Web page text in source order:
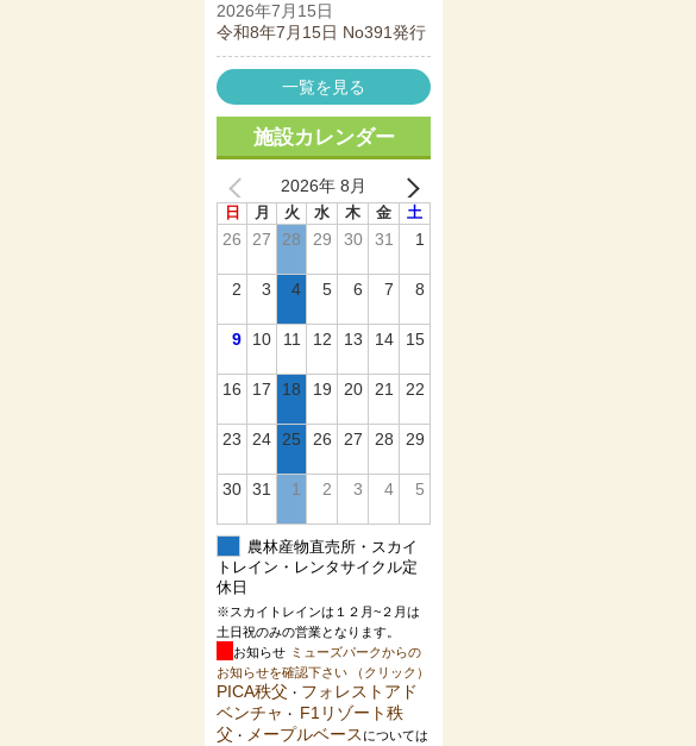
2026年7月15日
令和8年7月15日 No391発行
一覧を見る
施設カレンダー
2026年 8月
日 月 火 水 木 金 土
26 27 28 29 30 31 1
2 3 4 5 6 7 8
9 10 11 12 13 14 15
16 17 18 19 20 21 22
23 24 25 26 27 28 29
30 31 1 2 3 4 5
農林産物直売所・スカイ
トレイン・レンタサイクル定
休日
※スカイトレインは１２月~２月は
土日祝のみの営業となります。
お知らせ ミューズパークからの
お知らせを確認下さい （クリック）
PICA秩父 ・ フォレストアド
ベンチャ ・ F1リゾート秩
父 ・ メープルベース については